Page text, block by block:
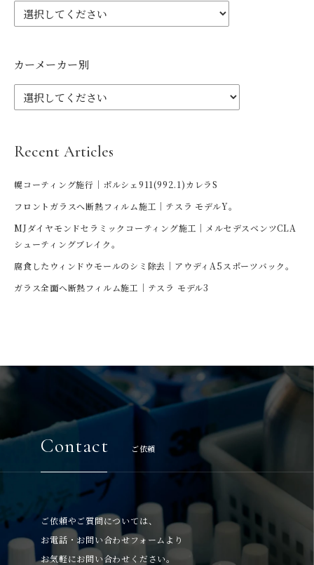
カーメーカー別
Recent Articles
幌コーティング施行｜ポルシェ911(992.1)カレラS
フロントガラスへ断熱フィルム施工｜テスラ モデルY。
MJダイヤモンドセラミックコーティング施工｜メルセデスベンツCLA
シューティングブレイク。
腐食したウィンドウモールのシミ除去｜アウディA5スポーツバック。
ガラス全面へ断熱フィルム施工｜テスラ モデル3
Contact ご依頼
ご依頼やご質問については、
お電話・お問い合わせフォームより
お気軽にお問い合わせください。